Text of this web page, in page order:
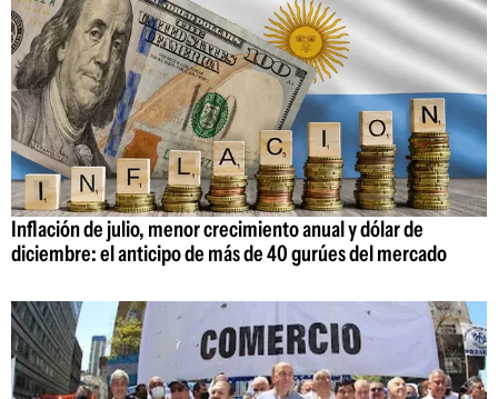
Inflación de julio, menor crecimiento anual y dólar de
diciembre: el anticipo de más de 40 gurúes del mercado